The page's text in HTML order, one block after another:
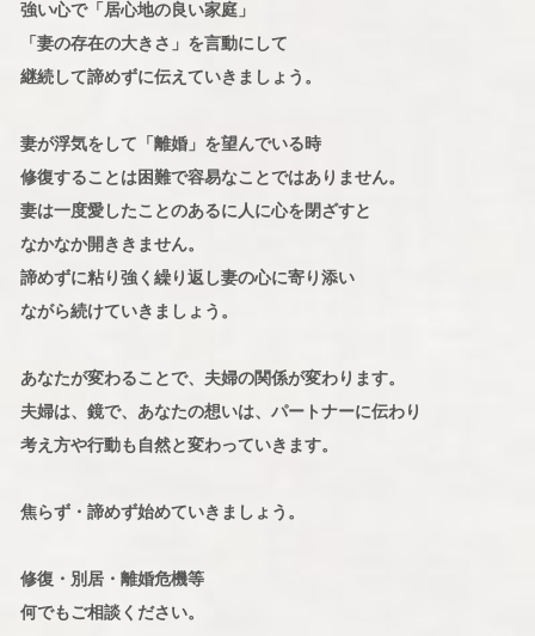
強い心で「居心地の良い家庭」
「妻の存在の大きさ」を言動にして
継続して諦めずに伝えていきましょう。
妻が浮気をして「離婚」を望んでいる時
修復することは困難で容易なことではありません。
妻は一度愛したことのあるに人に心を閉ざすと
なかなか開ききません。
諦めずに粘り強く繰り返し妻の心に寄り添い
ながら続けていきましょう。
あなたが変わることで、夫婦の関係が変わります。
夫婦は、鏡で、あなたの想いは、パートナーに伝わり
考え方や行動も自然と変わっていきます。
焦らず・諦めず始めていきましょう。
修復・別居・離婚危機等
何でもご相談ください。